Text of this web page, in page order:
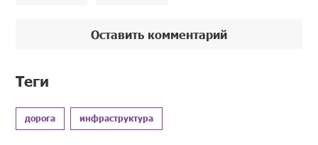
Оставить комментарий
Теги
дорога инфраструктура